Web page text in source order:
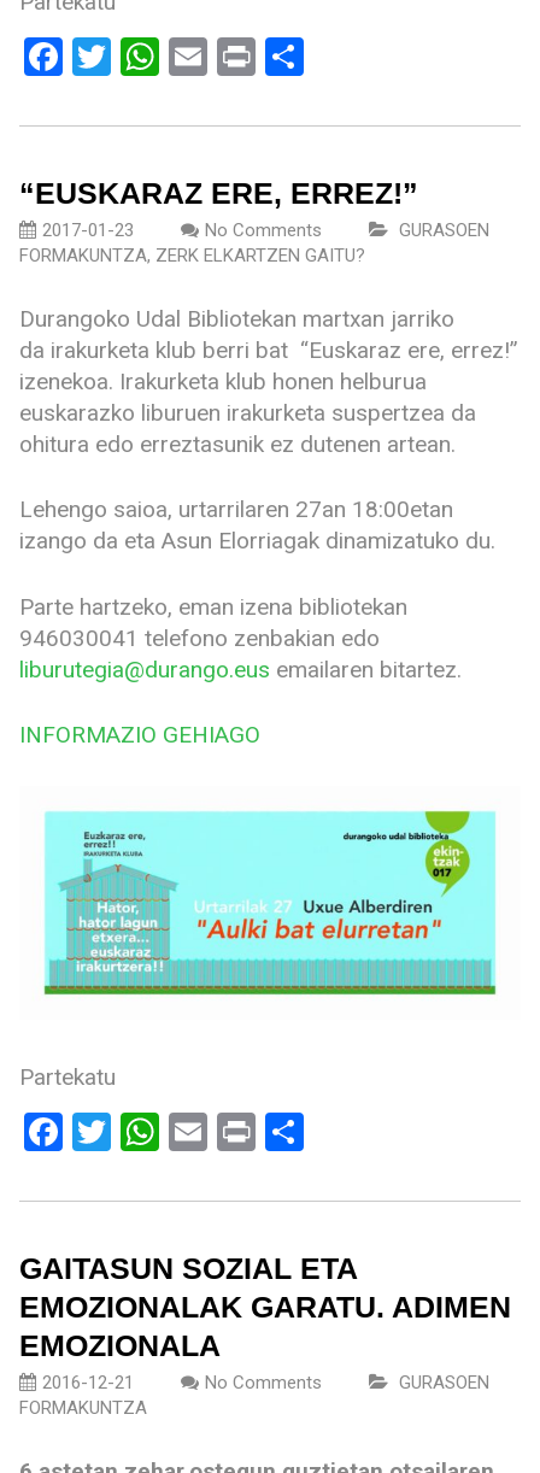
Facebook
TwitterWhatsApp
EmailPrint
“EUSKARAZ ERE, ERREZ!”
2017-01-23 No Comments
GURASOEN
FORMAKUNTZA, ZERK ELKARTZEN GAITU?
Durangoko Udal Bibliotekan martxan jarriko
da irakurketa klub berri bat “Euskaraz ere, errez!”
izenekoa. Irakurketa klub honen helburua
euskarazko liburuen irakurketa suspertzea da
ohitura edo erreztasunik ez dutenen artean.
Lehengo saioa, urtarrilaren 27an 18:00etan
izango da eta Asun Elorriagak dinamizatuko du.
Parte hartzeko, eman izena bibliotekan
946030041 telefono zenbakian edo
liburutegia@durango.eus emailaren bitartez.
INFORMAZIO GEHIAGO
Partekatu
Facebook
Twitter
WhatsApp
Email
PrintShare
GAITASUN SOZIAL ETA
EMOZIONALAK GARATU. ADIMEN
EMOZIONALA
2016-12-21 No Comments
GURASOEN
FORMAKUNTZA